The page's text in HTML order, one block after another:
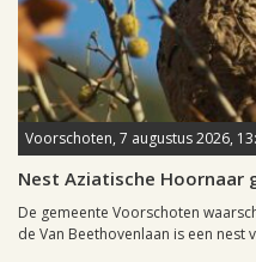
Voorschoten, 7 augustus 2026,
Nest Aziatische Hoornaar
De gemeente Voorschoten
de Van Beethovenlaan is een nest